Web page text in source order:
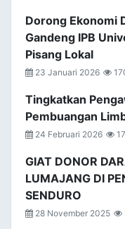
Dorong Ekonomi
Gandeng IPB
Pisang Lokal
23 Januari 2026
Tingkatkan
Pembuangan
24 Februari 2026
GIAT DONOR
LUMAJANG DI
SENDURO
28 November 2025